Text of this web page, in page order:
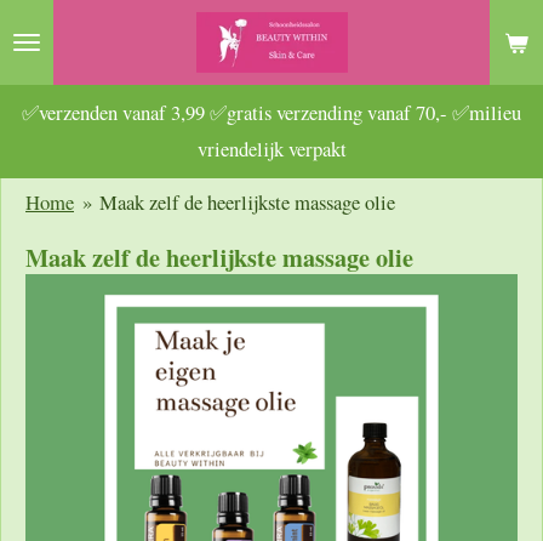
Ga
naar
hoofdinhoud
✅verzenden vanaf 3,99 ✅gratis verzending vanaf 70,- ✅milieu
vriendelijk verpakt
Home » Maak zelf de heerlijkste massage olie
Maak zelf de heerlijkste massage olie